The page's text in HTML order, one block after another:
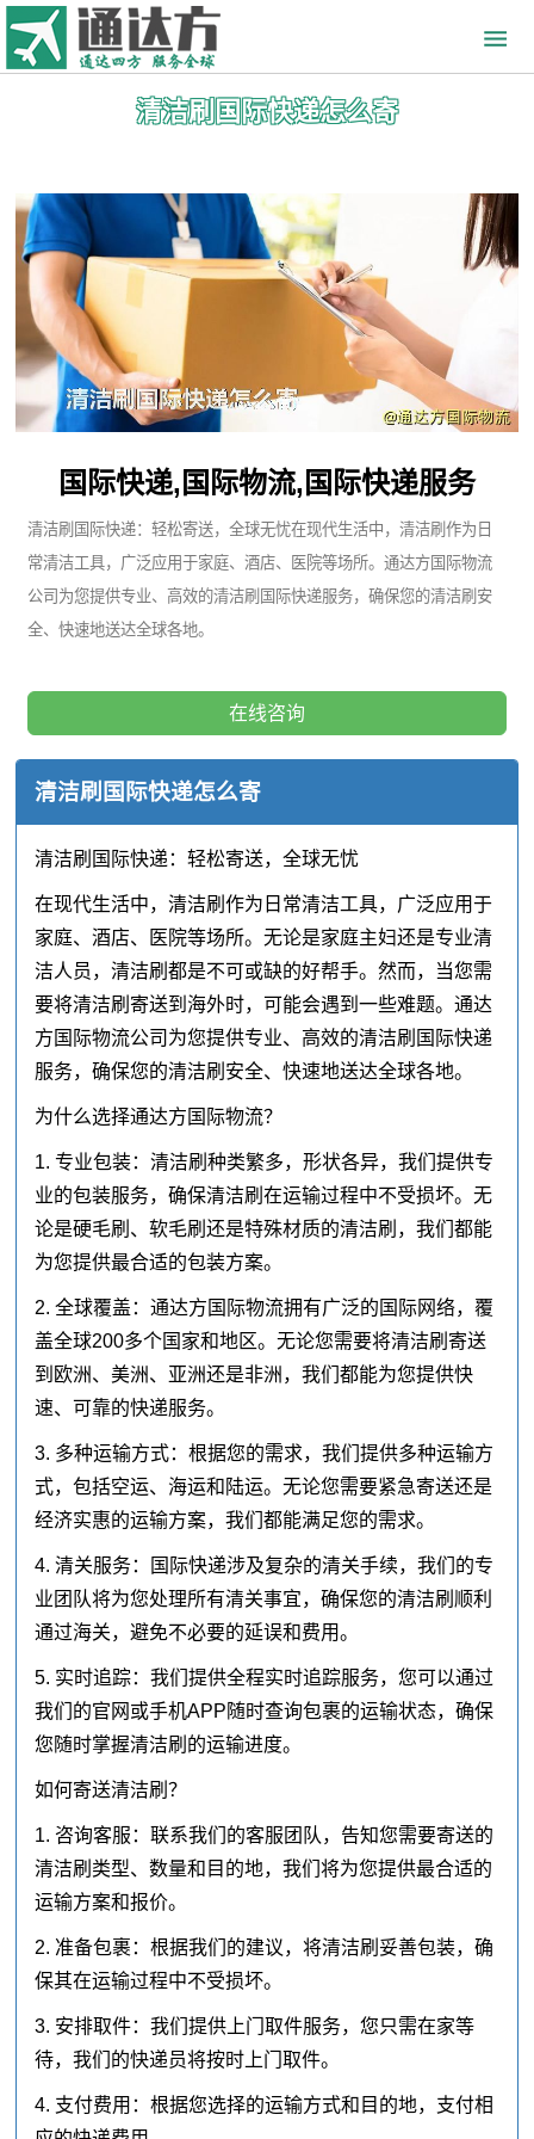
清洁刷国际快递怎么寄
国际快递,国际物流,国际快递服务
清洁刷国际快递：轻松寄送，全球无忧在现代生活中，清洁刷作为日
常清洁工具，广泛应用于家庭、酒店、医院等场所。通达方国际物流
公司为您提供专业、高效的清洁刷国际快递服务，确保您的清洁刷安
全、快速地送达全球各地。
在线咨询
清洁刷国际快递怎么寄
清洁刷国际快递：轻松寄送，全球无忧
在现代生活中，清洁刷作为日常清洁工具，广泛应用于
家庭、酒店、医院等场所。无论是家庭主妇还是专业清
洁人员，清洁刷都是不可或缺的好帮手。然而，当您需
要将清洁刷寄送到海外时，可能会遇到一些难题。通达
方国际物流公司为您提供专业、高效的清洁刷国际快递
服务，确保您的清洁刷安全、快速地送达全球各地。
为什么选择通达方国际物流？
1. 专业包装：清洁刷种类繁多，形状各异，我们提供专
业的包装服务，确保清洁刷在运输过程中不受损坏。无
论是硬毛刷、软毛刷还是特殊材质的清洁刷，我们都能
为您提供最合适的包装方案。
2. 全球覆盖：通达方国际物流拥有广泛的国际网络，覆
盖全球200多个国家和地区。无论您需要将清洁刷寄送
到欧洲、美洲、亚洲还是非洲，我们都能为您提供快
速、可靠的快递服务。
3. 多种运输方式：根据您的需求，我们提供多种运输方
式，包括空运、海运和陆运。无论您需要紧急寄送还是
经济实惠的运输方案，我们都能满足您的需求。
4. 清关服务：国际快递涉及复杂的清关手续，我们的专
业团队将为您处理所有清关事宜，确保您的清洁刷顺利
通过海关，避免不必要的延误和费用。
5. 实时追踪：我们提供全程实时追踪服务，您可以通过
我们的官网或手机APP随时查询包裹的运输状态，确保
您随时掌握清洁刷的运输进度。
如何寄送清洁刷？
1. 咨询客服：联系我们的客服团队，告知您需要寄送的
清洁刷类型、数量和目的地，我们将为您提供最合适的
运输方案和报价。
2. 准备包裹：根据我们的建议，将清洁刷妥善包装，确
保其在运输过程中不受损坏。
3. 安排取件：我们提供上门取件服务，您只需在家等
待，我们的快递员将按时上门取件。
4. 支付费用：根据您选择的运输方式和目的地，支付相